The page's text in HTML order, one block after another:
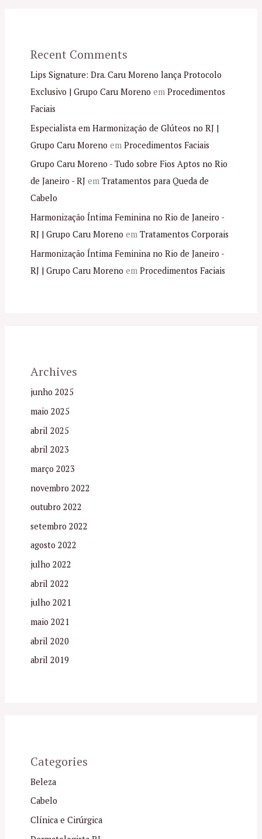
Recent Comments
Lips Signature: Dra. Caru Moreno lança Protocolo
Exclusivo | Grupo Caru Moreno em Procedimentos
Faciais
Especialista em Harmonização de Glúteos no RJ |
Grupo Caru Moreno em Procedimentos Faciais
Grupo Caru Moreno - Tudo sobre Fios Aptos no Rio
de Janeiro - RJem Tratamentos para Queda de
Cabelo
Harmonização Íntima Feminina no Rio de Janeiro -
RJ | Grupo Caru Moreno em Tratamentos Corporais
Harmonização Íntima Feminina no Rio de Janeiro -
RJ | Grupo Caru Moreno em Procedimentos Faciais
Archives
junho 2025
maio 2025
abril 2025
abril 2023
março 2023
novembro 2022
outubro 2022
setembro 2022
agosto 2022
julho 2022
abril 2022
julho 2021
maio 2021
abril 2020
abril 2019
Categories
Beleza
Cabelo
Clínica e Cirúrgica